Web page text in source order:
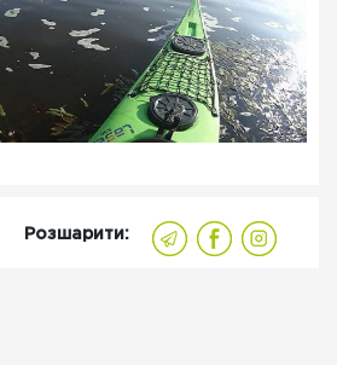
Розшарити: